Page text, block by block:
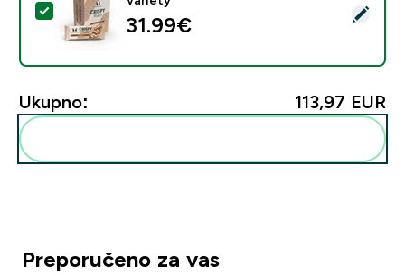
Odaberi ovaj proizvod - Proteinske Napolitanke -
31.99€‎
Ukupno: 113,97 EUR‎
Preporučeno za vas